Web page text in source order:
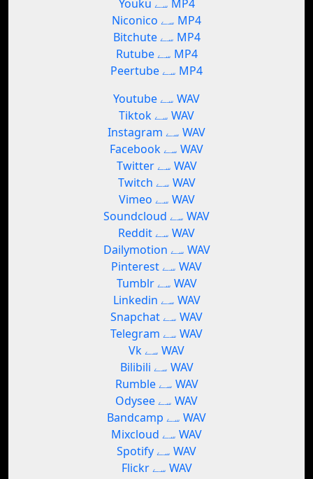
Youku سے MP4
Niconico سے MP4
Bitchute سے MP4
Rutube سے MP4
Peertube سے MP4
Youtube سے WAV
Tiktok سے WAV
Instagram سے WAV
Facebook سے WAV
Twitter سے WAV
Twitch سے WAV
Vimeo سے WAV
Soundcloud سے WAV
Reddit سے WAV
Dailymotion سے WAV
Pinterest سے WAV
Tumblr سے WAV
Linkedin سے WAV
Snapchat سے WAV
Telegram سے WAV
Vk سے WAV
Bilibili سے WAV
Rumble سے WAV
Odysee سے WAV
Bandcamp سے WAV
Mixcloud سے WAV
Spotify سے WAV
Flickr سے WAV